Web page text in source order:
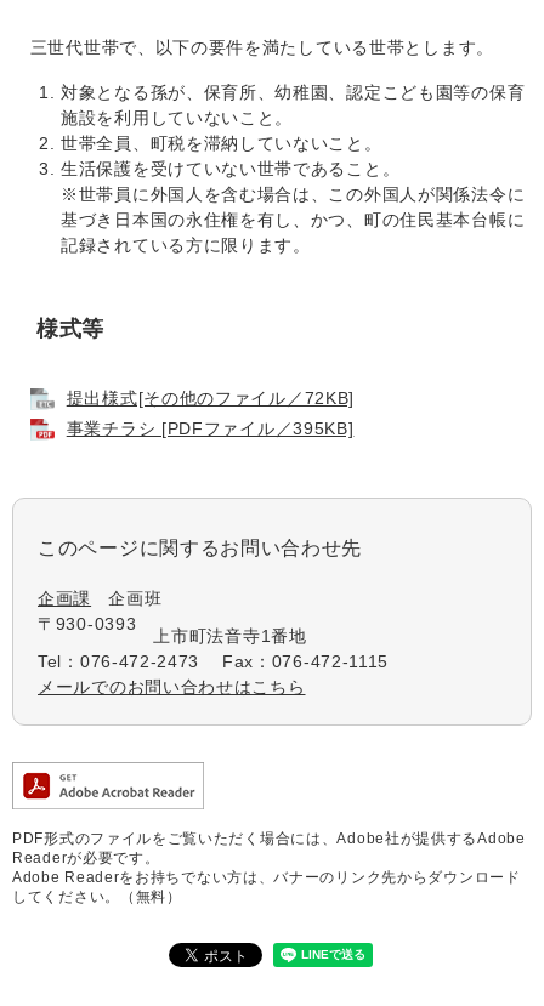
三世代世帯で、以下の要件を満たしている世帯とします。
対象となる孫が、保育所、幼稚園、認定こども園等の保育
施設を利用していないこと。
世帯全員、町税を滞納していないこと。
生活保護を受けていない世帯であること。
※世帯員に外国人を含む場合は、この外国人が関係法令に
基づき日本国の永住権を有し、かつ、町の住民基本台帳に
記録されている方に限ります。
様式等
提出様式[その他のファイル／72KB]
事業チラシ [PDFファイル／395KB]
このページに関するお問い合わせ先
企画課
企画班
〒930-0393
上市町法音寺1番地
Tel：076-472-2473
Fax：076-472-1115
メールでのお問い合わせはこちら
PDF形式のファイルをご覧いただく場合には、Adobe社が提供するAdobe
Readerが必要です。
Adobe Readerをお持ちでない方は、バナーのリンク先からダウンロード
してください。（無料）